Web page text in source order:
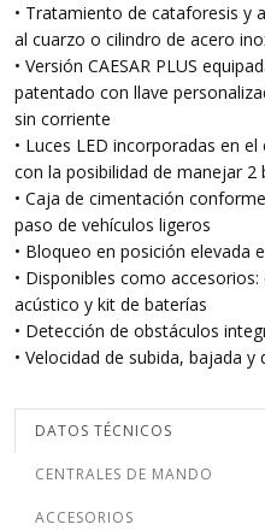
• Tratamiento de cataforesis y
al cuarzo o cilindro de acero
• Versión CAESAR PLUS
patentado con llave
sin corriente
• Luces LED incorporadas en
con la posibilidad de manejar
• Caja de cimentación
paso de vehículos ligeros
• Bloqueo en posición elevada
• Disponibles como
acústico y kit de baterías
• Detección de obstáculos
• Velocidad de subida, bajada
DATOS TÉCNICOS
CENTRALES DE MANDO
ACCESORIOS